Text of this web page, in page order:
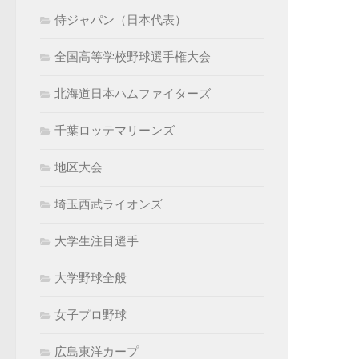
侍ジャパン（日本代表）
全国高等学校野球選手権大会
北海道日本ハムファイターズ
千葉ロッテマリーンズ
地区大会
埼玉西武ライオンズ
大学生注目選手
大学野球全般
女子プロ野球
広島東洋カープ